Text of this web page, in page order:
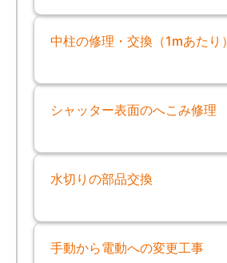
中柱の修理・交換（1mあたり）
シャッター表面のへこみ修理
水切りの部品交換
手動から電動への変更工事